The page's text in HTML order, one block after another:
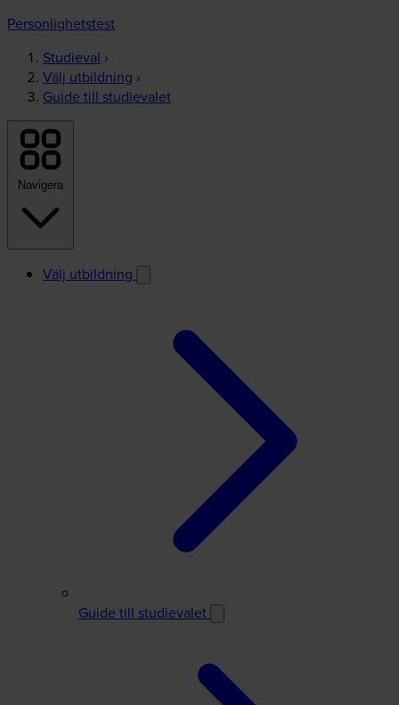
Personlighetstest
Studieval ›
Välj utbildning ›
Guide till studievalet
Navigera
Välj utbildning
Guide till studievalet